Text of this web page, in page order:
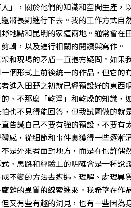
」，關於他們的知識和空間生產，
將長期進行下去。我的工作方式自
地點和昆明的家這兩地。通常會在
輯，以及進行相關的閱讀與寫作。
和現場的矛盾一直抱有疑問。如果
個形式上前後統一的作品，但它的
進入田野之初就已經預設好的東西
、不那麼「乾淨」和乾燥的知識，
也不見得能回答，但我試圖做的就
告誡自己不要有強的預設，不要有
感，從細節和事件裏獲得一些逐漸
是外來者面對地方，而是在也許偶
、思路和經驗上的明確會是一種說
不變的方法去遭遇、理解、處理異
雜的異質的線索進來。我希望在作
又有些有趣的洞見，也有一些因為